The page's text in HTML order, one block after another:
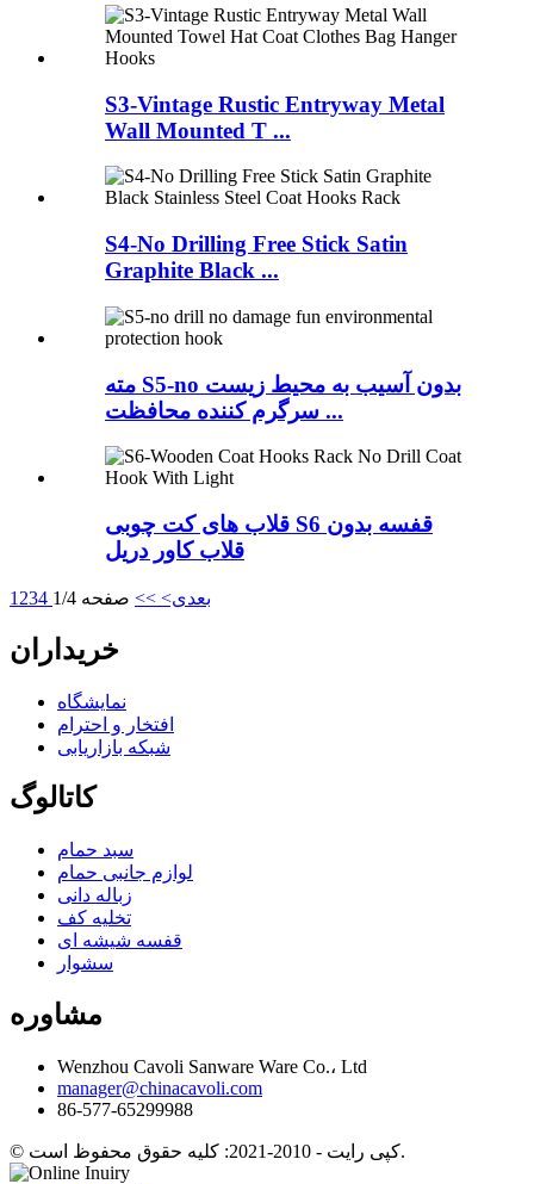
S3-Vintage Rustic Entryway Metal
Wall Mounted T ...
S4-No Drilling Free Stick Satin
Graphite Black ...
مته S5-no بدون آسیب به محیط زیست
سرگرم کننده محافظت ...
قلاب های کت چوبی S6 قفسه بدون
قلاب کاور دریل
1 234 بعدی> >> صفحه 1/4
خریداران
نمایشگاه
افتخار و احترام
شبکه بازاریابی
کاتالوگ
سبد حمام
لوازم جانبی حمام
زباله دانی
تخلیه کف
قفسه شیشه ای
سشوار
مشاوره
Wenzhou Cavoli Sanware Ware Co.، Ltd
manager@chinacavoli.com
86-577-65299988
© کپی رایت - 2010-2021: کلیه حقوق محفوظ است.